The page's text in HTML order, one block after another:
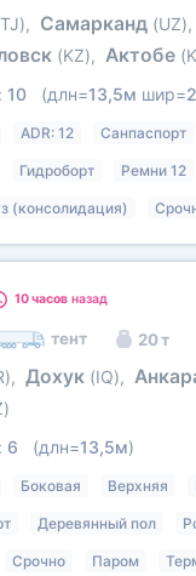
, Самарканд (UZ),
(KZ), Актобе
10 (длн=13,5м шир=
ADR: 12 Санпаспорт
Гидроборт Ремни 12
(консолидация)
10 часов назад
тент 20 т
, Дохук (IQ),
6 (длн=13,5м)
Боковая Верхняя
Деревянный пол
Срочно Паром